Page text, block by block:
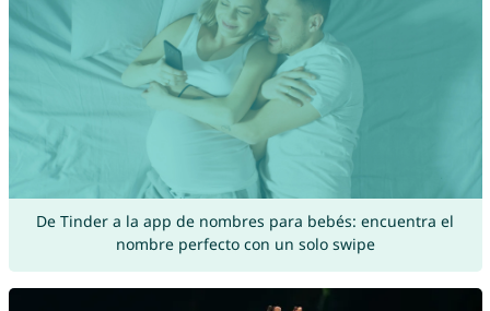
De Tinder a la app de nombres para bebés: encuentra el
nombre perfecto con un solo swipe